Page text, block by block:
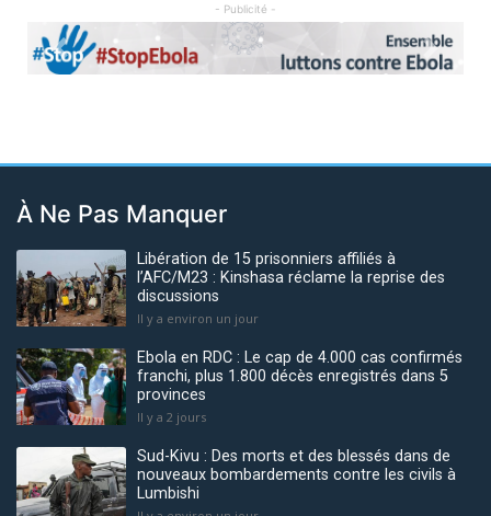
- Publicité -
Previous Next
À Ne Pas Manquer
Libération de 15 prisonniers affiliés à
l’AFC/M23 : Kinshasa réclame la reprise des
discussions
Il y a environ un jour
Ebola en RDC : Le cap de 4.000 cas confirmés
franchi, plus 1.800 décès enregistrés dans 5
provinces
Il y a 2 jours
Sud-Kivu : Des morts et des blessés dans de
nouveaux bombardements contre les civils à
Lumbishi